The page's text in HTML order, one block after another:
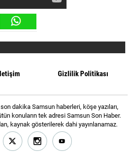
Gizlilik Politikası
dakika Samsun haberleri, köşe yazıları,
konuların tek adresi Samsun Son Haber.
kaynak gösterilerek dahi yayınlanamaz.